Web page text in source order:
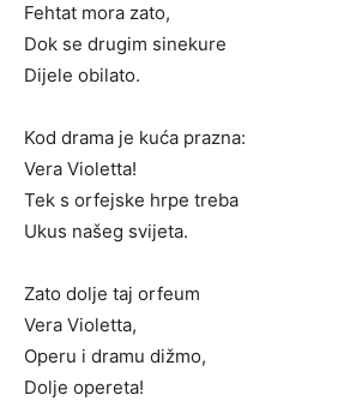
Fehtat mora zato,
Dok se drugim sinekure
Dijele obilato.
Kod drama je kuća prazna:
Vera Violetta!
Tek s orfejske hrpe treba
Ukus našeg svijeta.
Zato dolje taj orfeum
Vera Violetta,
Operu i dramu dižmo,
Dolje opereta!